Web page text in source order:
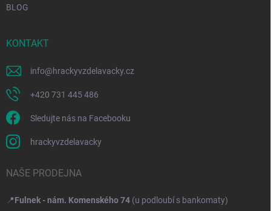
BLOG
KONTAKT
info@hrackyvzdelavacky.cz
+420 731 445 486
Sledujte nás na Facebooku
hrackyvzdelavacky
NAŠE PRODEJNA
📍Fulnek - nám. Komenského 74 (u podloubí s bankomaty)